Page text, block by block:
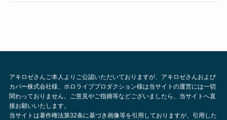
アキロゼさんご本人よりご公認いただいておりますが、アキロゼさんおよび
カバー株式会社様、ホロライブプロダクション様は当サイトの運営には一切
関わっておりません。ご意見やご指摘等などございましたら、当サイトへ直
接お願いいたします。
当サイトは著作権法第32条に基づき画像等を引用しておりますが、引用した